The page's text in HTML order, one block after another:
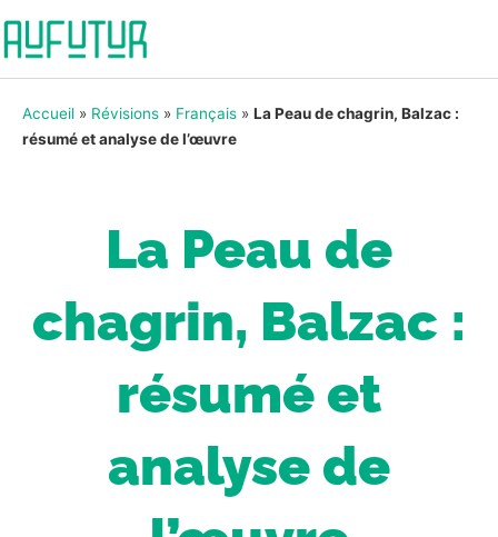
Accueil » Révisions » Français » La Peau de chagrin, Balzac :
résumé et analyse de l’œuvre
La Peau de
chagrin, Balzac :
résumé et
analyse de